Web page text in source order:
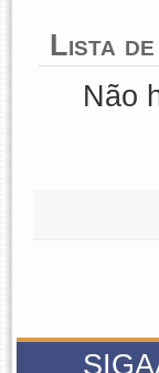
Lista
Não